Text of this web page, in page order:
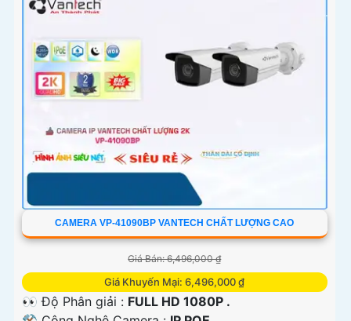
bất kỳ khó khăn nào.
CAMERA VP-41090BP VANTECH CHẤT LƯỢNG CAO
Giá Bán: 6,496,000 ₫
Giá Khuyến Mại: 6,496,000 ₫
👀 Độ Phân giải : FULL HD 1080P .